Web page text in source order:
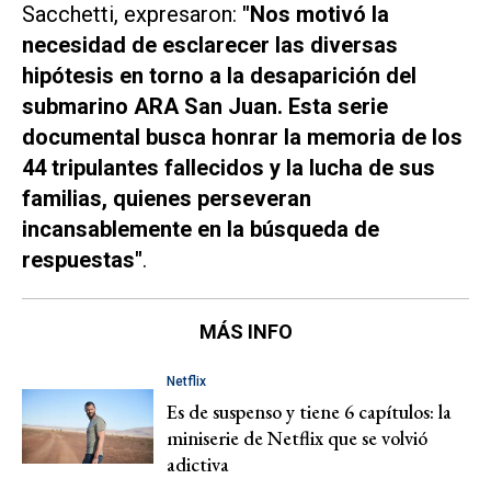
Sacchetti, expresaron: "Nos motivó la
necesidad de esclarecer las diversas
hipótesis en torno a la desaparición del
submarino ARA San Juan. Esta serie
documental busca honrar la memoria de los
44 tripulantes fallecidos y la lucha de sus
familias, quienes perseveran
incansablemente en la búsqueda de
respuestas".
MÁS INFO
Netflix
Es de suspenso y tiene 6 capítulos: la
miniserie de Netflix que se volvió
adictiva